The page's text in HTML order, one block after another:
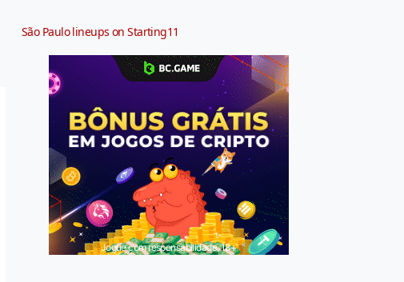
São Paulo lineups on Starting11
Jogue com responsabilidade. 18+